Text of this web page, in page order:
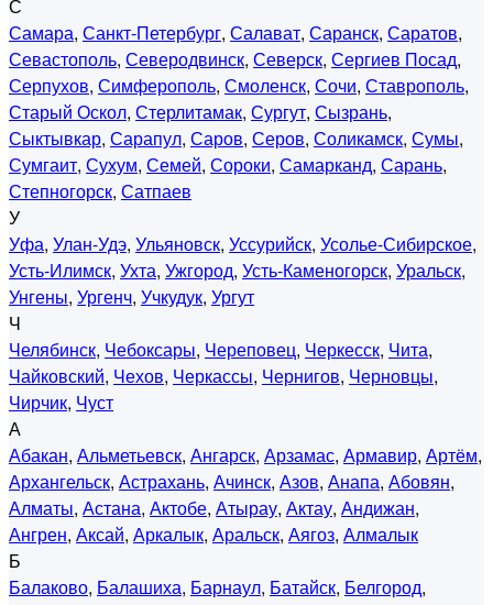
С
Самара, Санкт-Петербург, Салават, Саранск, Саратов,
Севастополь, Северодвинск, Северск, Сергиев Посад,
Серпухов, Симферополь, Смоленск, Сочи, Ставрополь,
Старый Оскол, Стерлитамак, Сургут, Сызрань,
Сыктывкар, Сарапул, Саров, Серов, Соликамск, Сумы,
Сумгаит, Сухум, Семей, Сороки, Самарканд, Сарань,
Степногорск, Сатпаев
У
Уфа, Улан-Удэ, Ульяновск, Уссурийск, Усолье-Сибирское,
Усть-Илимск, Ухта, Ужгород, Усть-Каменогорск, Уральск,
Унгены, Ургенч, Учкудук, Ургут
Ч
Челябинск, Чебоксары, Череповец, Черкесск, Чита,
Чайковский, Чехов, Черкассы, Чернигов, Черновцы,
Чирчик, Чуст
А
Абакан, Альметьевск, Ангарск, Арзамас, Армавир, Артём,
Архангельск, Астрахань, Ачинск, Азов, Анапа, Абовян,
Алматы, Астана, Актобе, Атырау, Актау, Андижан,
Ангрен, Аксай, Аркалык, Аральск, Аягоз, Алмалык
Б
Балаково, Балашиха, Барнаул, Батайск, Белгород,